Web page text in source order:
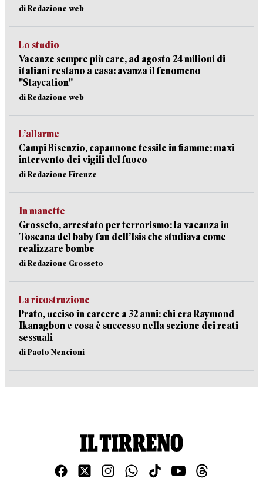
di Redazione web
Lo studio
Vacanze sempre più care, ad agosto 24 milioni di
italiani restano a casa: avanza il fenomeno
"Staycation"
di Redazione web
L’allarme
Campi Bisenzio, capannone tessile in fiamme: maxi
intervento dei vigili del fuoco
di Redazione Firenze
In manette
Grosseto, arrestato per terrorismo: la vacanza in
Toscana del baby fan dell’Isis che studiava come
realizzare bombe
di Redazione Grosseto
La ricostruzione
Prato, ucciso in carcere a 32 anni: chi era Raymond
Ikanagbon e cosa è successo nella sezione dei reati
sessuali
di Paolo Nencioni